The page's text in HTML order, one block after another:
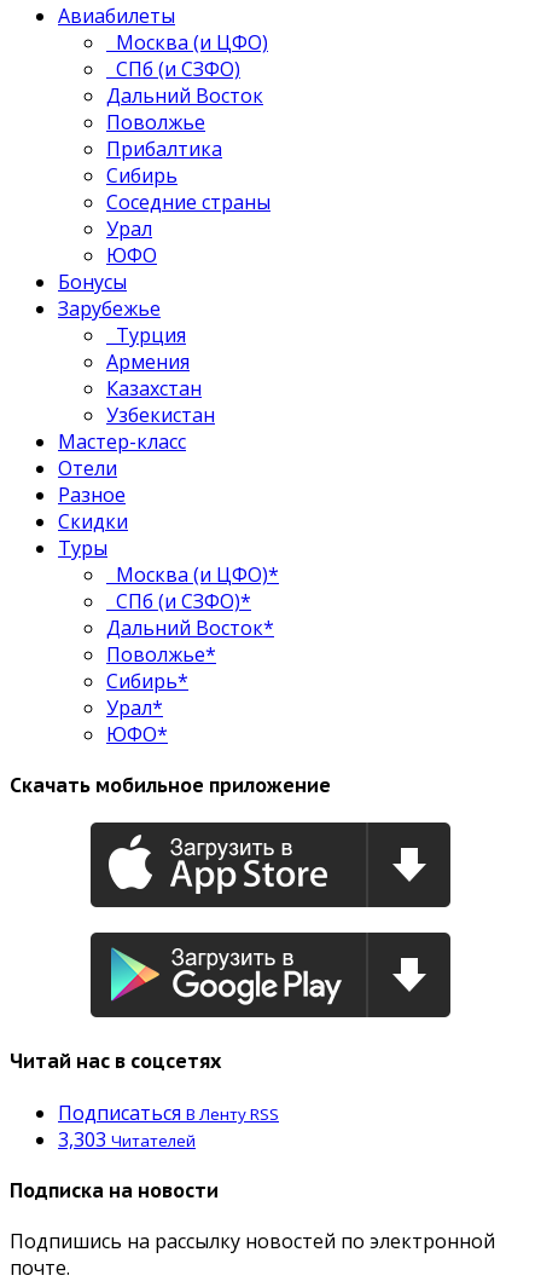
Авиабилеты
Москва (и ЦФО)
СПб (и СЗФО)
Дальний Восток
Поволжье
Прибалтика
Сибирь
Соседние страны
Урал
ЮФО
Бонусы
Зарубежье
Турция
Армения
Казахстан
Узбекистан
Мастер-класс
Отели
Разное
Скидки
Туры
Москва (и ЦФО)*
СПб (и СЗФО)*
Дальний Восток*
Поволжье*
Сибирь*
Урал*
ЮФО*
Скачать мобильное приложение
Читай нас в соцсетях
Подписаться В Ленту RSS
3,303 Читателей
Подписка на новости
Подпишись на рассылку новостей по электронной
почте.